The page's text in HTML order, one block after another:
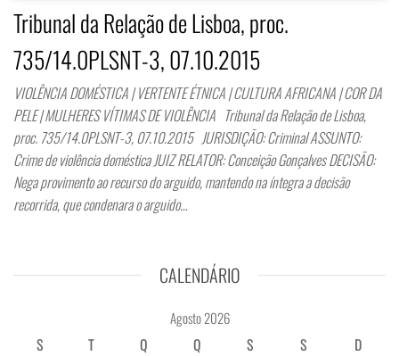
Tribunal da Relação de Lisboa, proc.
735/14.0PLSNT-3, 07.10.2015
VIOLÊNCIA DOMÉSTICA | VERTENTE ÉTNICA | CULTURA AFRICANA | COR DA
PELE | MULHERES VÍTIMAS DE VIOLÊNCIA Tribunal da Relação de Lisboa,
proc. 735/14.0PLSNT-3, 07.10.2015 JURISDIÇÃO: Criminal ASSUNTO:
Crime de violência doméstica JUIZ RELATOR: Conceição Gonçalves DECISÃO:
Nega provimento ao recurso do arguido, mantendo na íntegra a decisão
recorrida, que condenara o arguido…
CALENDÁRIO
Agosto 2026
S
T Q Q S S
D